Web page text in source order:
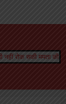
जारी रहा स्तनपान